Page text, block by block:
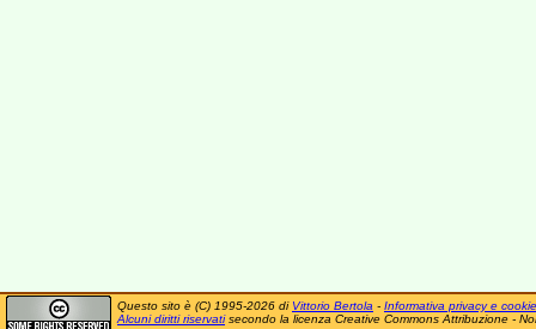
Questo sito è (C) 1995-2026 di Vittorio Bertola - Informativa privacy e cookie
Alcuni diritti riservatisecondo la licenza Creative Commons Attribuzione -